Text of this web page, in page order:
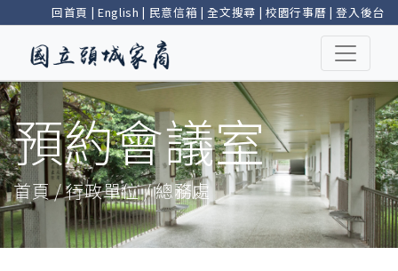
回首頁 | English | 民意信箱 |全文搜尋 | 校園行事曆 |登入後台
預約會議室
首頁 / 行政單位 / 總務處